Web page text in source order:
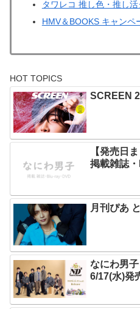
タワレコ 推し色・推し
HMV＆BOOKS キャンペ
HOT TOPICS
SCREEN
【発売日
掲載雑誌
月刊ぴあ
なにわ男
6/17(水)発